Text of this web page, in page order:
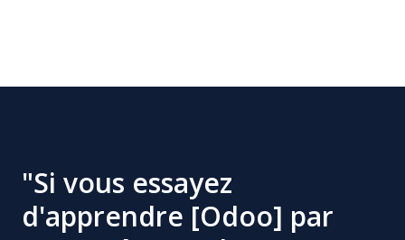
"Si vous essayez
d'apprendre [Odoo] par